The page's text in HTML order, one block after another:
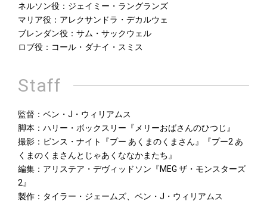
ネルソン役：ジェイミー・ラングランズ
マリア役：アレクサンドラ・デカルウェ
ブレンダン役：サム・サックウェル
ロブ役：コール・ダナイ・スミス
Staff
監督：ベン・J・ウィリアムス
脚本：ハリー・ボックスリー『メリーおばさんのひつじ』
撮影：ビンス・ナイト『プー あくまのくまさん』『プー2 あ
くまのくまさんとじゃあくななかまたち』
編集：アリステア・デヴィッドソン『MEG ザ・モンスターズ
2』
製作：タイラー・ジェームズ、ベン・J・ウィリアムス